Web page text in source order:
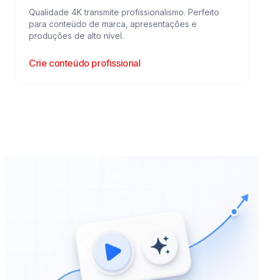
Qualidade 4K transmite profissionalismo. Perfeito
para conteúdo de marca, apresentações e
produções de alto nível.
Crie conteúdo profissional